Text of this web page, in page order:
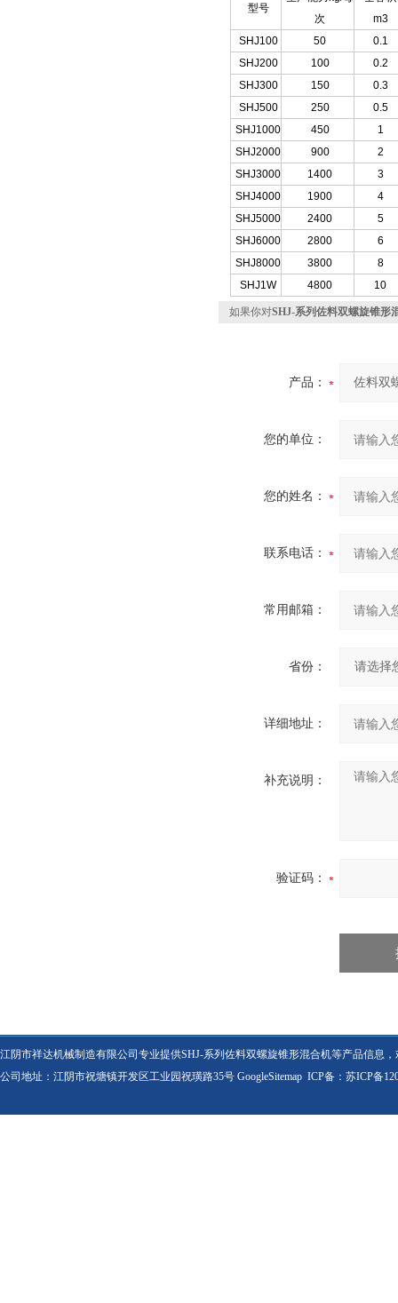
型号
次
m3
SHJ100
50
0.1
SHJ200
100
0.2
SHJ300
150
0.3
SHJ500
250
0.5
SHJ1000
450
1
SHJ2000
900
2
SHJ3000
1400
3
SHJ4000
1900
4
SHJ5000
2400
5
SHJ6000
2800
6
SHJ8000
3800
8
SHJ1W
4800 10
如果你对SHJ-系列佐料双螺旋锥形
产品：
您的单位：
您的姓名：
联系电话：
常用邮箱：
省份：
详细地址：
补充说明：
验证码：
江阴市祥达机械制造有限公司专业提供SHJ-系列佐料双螺旋锥形混合机等产品信息
公司地址：江阴市祝塘镇开发区工业园祝璜路35号 GoogleSitemap ICP备： 苏ICP备